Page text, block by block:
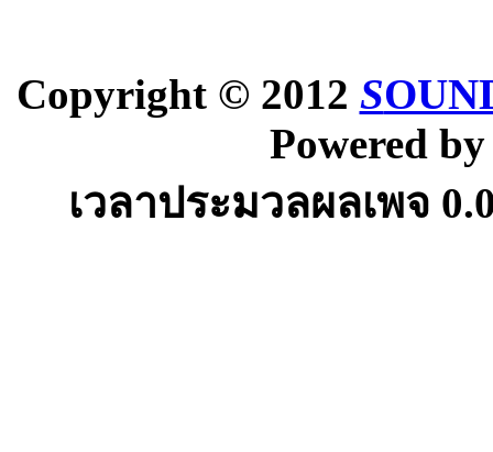
Copyright © 2012 S
Powered
เวลาประมวลผลเพจ